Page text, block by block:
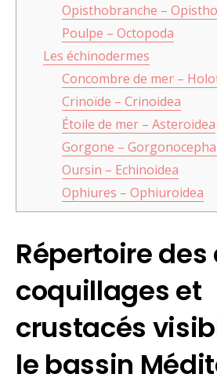
Opisthobranche –
Poulpe – Octopoda
Les échinodermes
Concombre de mer –
Crinoïde – Crinoidea
Étoile de mer – Asteroidea
Gorgone –
Oursin – Echinoidea
Ophiures – Ophiuroidea
Répertoire des
coquillages et
crustacés
le bassin